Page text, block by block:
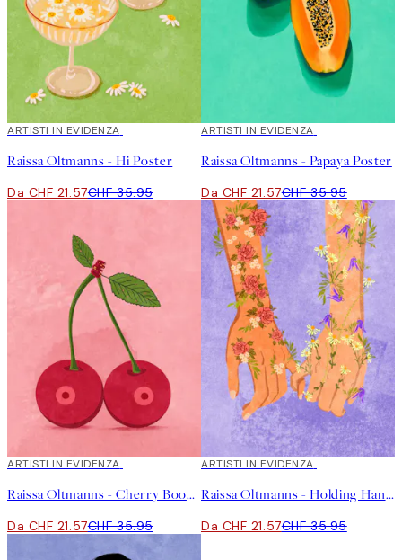
40%*
ARTISTI IN EVIDENZA
Raissa Oltmanns - Hi Poster
Da CHF 21.57CHF 35.95
40%*
ARTISTI IN EVIDENZA
Raissa Oltmanns - Papaya Poster
Da CHF 21.57CHF 35.95
40%*
ARTISTI IN EVIDENZA
Raissa Oltmanns - Cherry Boobs Poster
Da CHF 21.57CHF 35.95
40%*
ARTISTI IN EVIDENZA
Raissa Oltmanns - Holding Hands Poster
Da CHF 21.57CHF 35.95